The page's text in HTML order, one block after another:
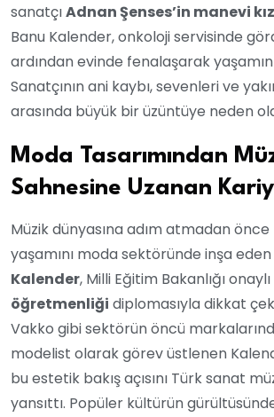
sanatçıAdnan Şenses’in manevi
Banu Kalender, onkoloji servisinde
ardından evinde fenalaşarak
Sanatçının ani kaybı, sevenleri ve
arasında büyük bir üzüntüye neden
Moda Tasarımından
Sahnesine Uzanan
Müzik dünyasına adım atmadan
yaşamını moda sektöründe inşa eden
Kalender, Milli Eğitim Bakanlığı onaylı
öğretmenliği diplomasıyla dikkat
Vakko gibi sektörün öncü
modelist olarak görev üstlenen
bu estetik bakış açısını Türk sanat
yansıttı. Popüler kültürün